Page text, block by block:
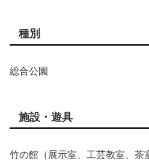
種別
総合公園
施設・遊具
竹の館（展示室、工芸教室、茶